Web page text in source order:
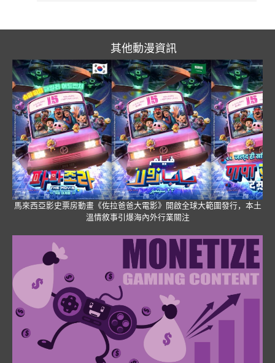
其他動漫資訊
馬來西亞影史票房動畫《佐拉爸爸大電影》開啟全球大範圍發行，本土
溫情敘事引爆海內外行業關注